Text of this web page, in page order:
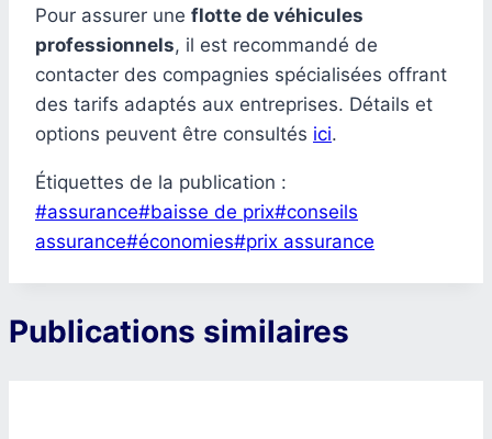
Pour assurer une flotte de véhicules
professionnels, il est recommandé de
contacter des compagnies spécialisées offrant
des tarifs adaptés aux entreprises. Détails et
options peuvent être consultés ici.
Étiquettes de la publication :
#assurance#baisse de prix#conseils
assurance#économies#prix assurance
Publications similaires